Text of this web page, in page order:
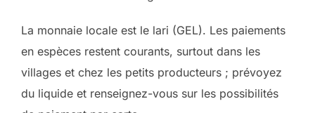
La monnaie locale est le lari (GEL). Les paiements
en espèces restent courants, surtout dans les
villages et chez les petits producteurs ; prévoyez
du liquide et renseignez-vous sur les possibilités